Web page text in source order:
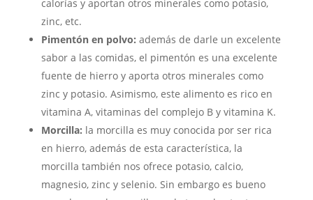
calorías y aportan otros minerales como potasio,
zinc, etc.
Pimentón en polvo: además de darle un excelente
sabor a las comidas, el pimentón es una excelente
fuente de hierro y aporta otros minerales como
zinc y potasio. Asimismo, este alimento es rico en
vitamina A, vitaminas del complejo B y vitamina K.
Morcilla: la morcilla es muy conocida por ser rica
en hierro, además de esta característica, la
morcilla también nos ofrece potasio, calcio,
magnesio, zinc y selenio. Sin embargo es bueno